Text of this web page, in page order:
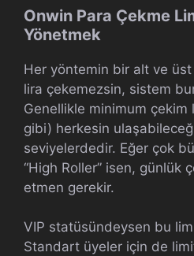
Onwin Para Çekme
Yönetmek
Her yöntemin bir alt ve
lira çekemezsin, sistem
Genellikle minimum
gibi) herkesin
seviyelerdedir. Eğer çok
“High Roller” isen, günlük
etmen gerekir.
VIP statüsündeysen bu
Standart üyeler için de